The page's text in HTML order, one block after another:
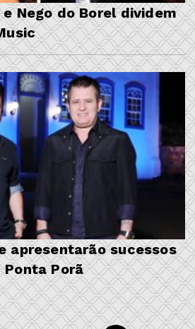
Nego do Borel dividem
apresentarão sucessos
Ponta Porã